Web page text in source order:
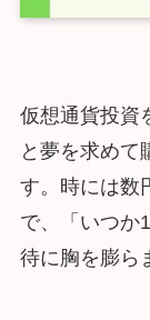
仮想通貨投資
と夢を求めて
す。時には数
で、「いつか
待に胸を膨ら